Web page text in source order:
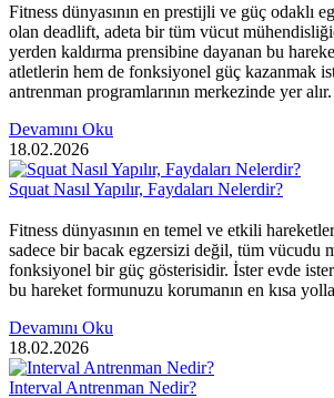
Fitness dünyasının en prestijli ve güç odaklı
olan deadlift, adeta bir tüm vücut
yerden kaldırma prensibine dayanan bu
atletlerin hem de fonksiyonel güç kazanmak
antrenman programlarının merkezinde yer alır.
Devamını Oku
18.02.2026
Squat Nasıl Yapılır, Faydaları Nelerdir?
Fitness dünyasının en temel ve etkili
sadece bir bacak egzersizi değil, tüm vücudu
fonksiyonel bir güç gösterisidir. İster evde
bu hareket formunuzu korumanın en kısa
Devamını Oku
18.02.2026
Interval Antrenman Nedir?